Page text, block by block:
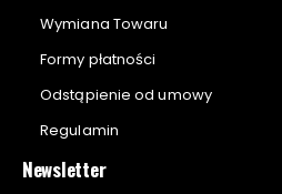
Wymiana Towaru
Formy płatności
Odstąpienie od umowy
Regulamin
Newsletter